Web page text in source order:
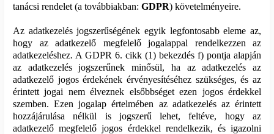
tanácsi rendelet (a továbbiakban: GDPR) követelményeire.
Az adatkezelés jogszerűségének egyik legfontosabb eleme az,
hogy az adatkezelő megfelelő jogalappal rendelkezzen az
adatkezeléshez. A GDPR 6. cikk (1) bekezdés f) pontja alapján
az adatkezelés jogszerűnek minősül, ha az adatkezelés az
adatkezelő jogos érdekének érvényesítéséhez szükséges, és az
érintett jogai nem élveznek elsőbbséget ezen jogos érdekkel
szemben. Ezen jogalap értelmében az adatkezelés az érintett
hozzájárulása nélkül is jogszerű lehet, feltéve, hogy az
adatkezelő megfelelő jogos érdekkel rendelkezik, és igazolni